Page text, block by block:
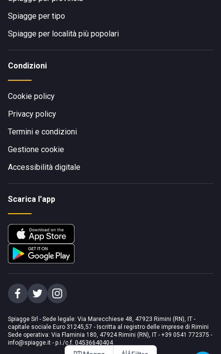
Spiagge per tipo
Spiagge per località più popolari
Condizioni
Cookie policy
Privacy policy
Termini e condizioni
Gestione cookie
Accessibilità digitale
Scarica l'app
Spiagge Srl - Sede legale: Via Marecchiese 48, 47923 Rimini (RN), IT -
capitale sociale Euro 31245,57 - Iscritta al registro delle imprese di Rimini
Sede operativa: Via Flaminia 180, 47924 Rimini (RN), IT - +39 0541 772375 -
info@spiagge.it - p.i./c.f. 04536640404